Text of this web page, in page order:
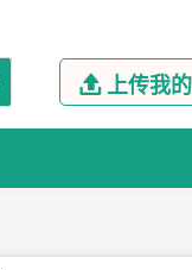
 上传我